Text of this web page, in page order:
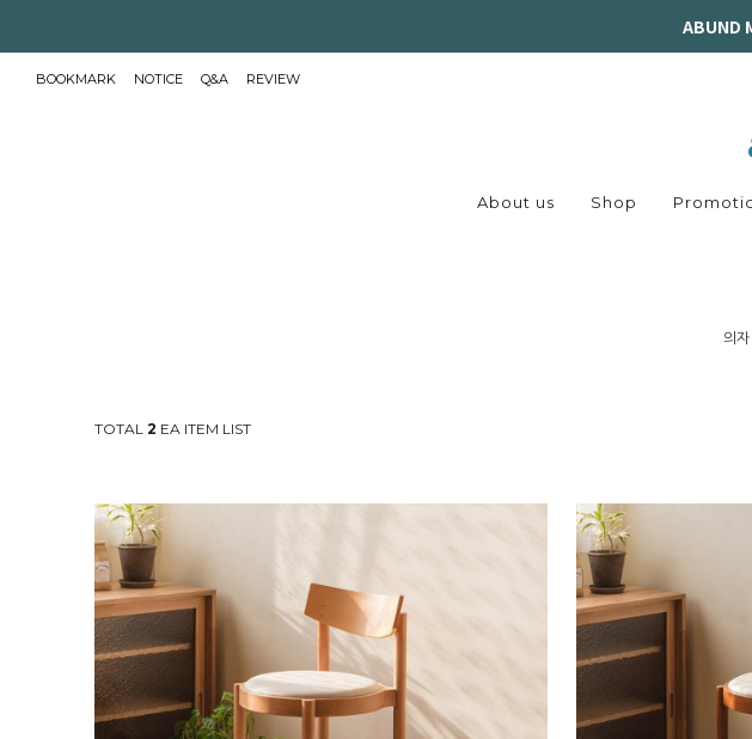
ABUND
BOOKMARK NOTICE Q&A REVIEW
About us Shop
의자
TOTAL2 EA ITEM LIST